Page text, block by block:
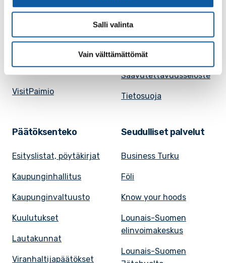
Salli valinta
Vain välttämättömät
SunPaimio -
Tapahtumakalenteri
Uutiset
VisitPaimio
Kaupungille osoitetut
laskut
Kokoustilojen
vuokraaminen
Saavutettavuusseloste
Tietosuoja
Päätöksenteko
Esityslistat, pöytäkirjat
Kaupunginhallitus
Kaupunginvaltuusto
Kuulutukset
Lautakunnat
Viranhaltijapäätökset
Seudulliset palvelut
Business Turku
Föli
Know your hoods
Lounais-Suomen
elinvoimakeskus
Lounais-Suomen